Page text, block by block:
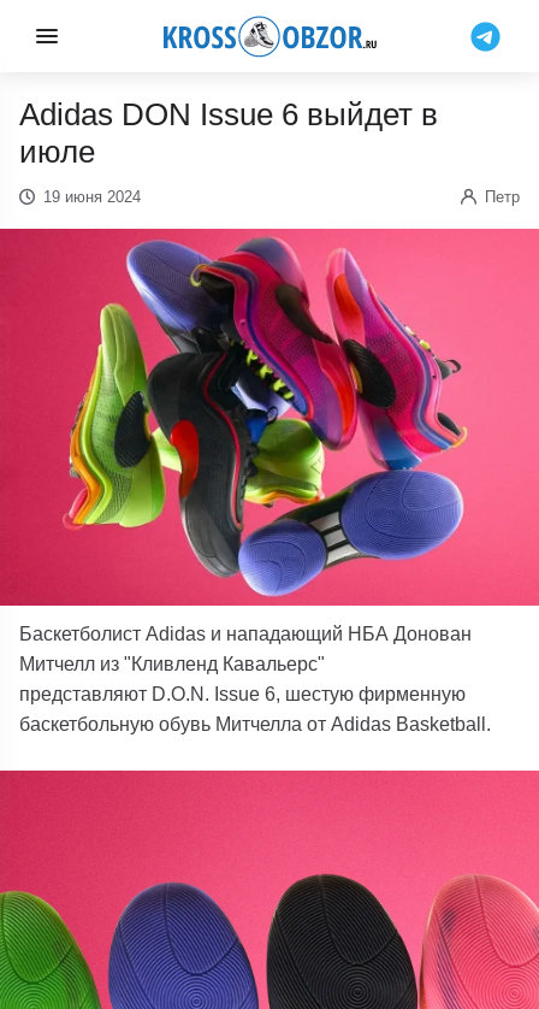
Adidas DON Issue 6 выйдет в
июле
19 июня 2024 Петр
Баскетболист Adidas и нападающий НБА Донован
Митчелл из "Кливленд Кавальерс"
представляют D.O.N. Issue 6, шестую фирменную
баскетбольную обувь Митчелла от Adidas Basketball.